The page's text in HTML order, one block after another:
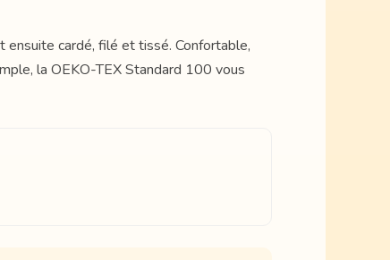
cardé, filé et tissé. Confortable,
la OEKO-TEX Standard 100 vous